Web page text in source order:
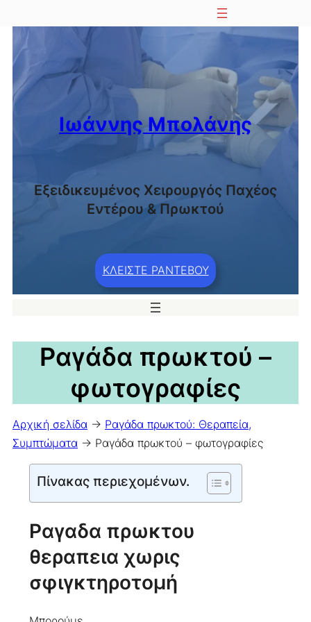
στο
περιεχόμενο
Ιωάννης Μπολάνης
Εξειδικευμένος Χειρουργός Παχέος
Εντέρου & Πρωκτού
ΚΛΕΙΣΤΕ ΡΑΝΤΕΒΟΥ
Ραγάδα πρωκτού –
φωτογραφίες
Αρχική σελίδα -> Ραγάδα πρωκτού: Θεραπεία,
Συμπτώματα -> Ραγάδα πρωκτού – φωτογραφίες
Πίνακας περιεχομένων.
Ραγαδα πρωκτου
θεραπεια χωρις
σφιγκτηροτομή